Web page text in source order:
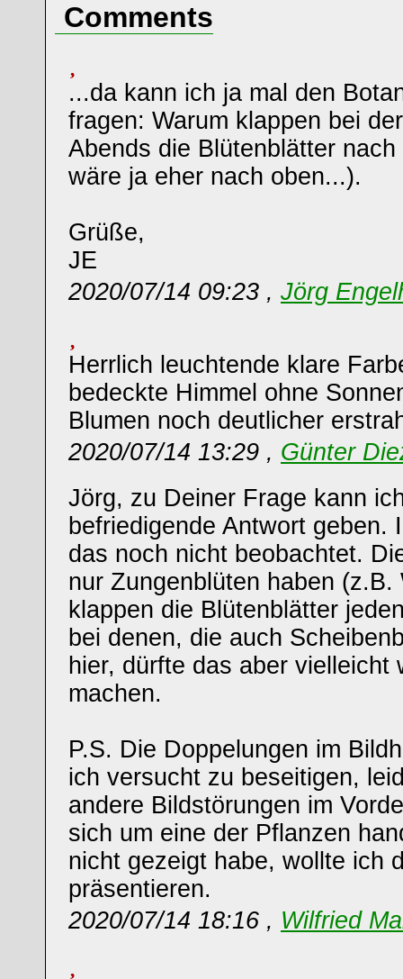
Comments
...da kann ich ja mal den
fragen: Warum klappen bei
Abends die Blütenblätter
wäre ja eher nach oben...).
Grüße,
JE
2020/07/14 09:23 , Jörg
Herrlich leuchtende klare
bedeckte Himmel ohne
Blumen noch deutlicher
2020/07/14 13:29 , Günter
Jörg, zu Deiner Frage kann
befriedigende Antwort geben.
das noch nicht beobachtet.
nur Zungenblüten haben (z.B.
klappen die Blütenblätter
bei denen, die auch
hier, dürfte das aber vielleicht
machen.
P.S. Die Doppelungen im
ich versucht zu beseitigen,
andere Bildstörungen im
sich um eine der Pflanzen
nicht gezeigt habe, wollte ich
präsentieren.
2020/07/14 18:16 , Wilfried